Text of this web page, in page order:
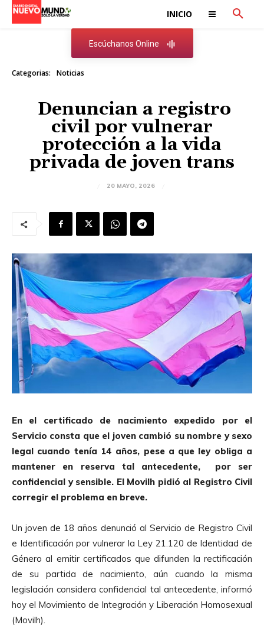
INICIO
Escúchanos Online
Categorias: Noticias
Denuncian a registro
civil por vulnerar
protección a la vida
privada de joven trans
20 MAYO, 2026
En el certificado de nacimiento expedido por el
Servicio consta que el joven cambió su nombre y sexo
legal cuando tenía 14 años, pese a que ley obliga a
mantener en reserva tal antecedente, por ser
confidencial y sensible. El Movilh pidió al Registro Civil
corregir el problema en breve.
Un joven de 18 años denunció al Servicio de Registro Civil
e Identificación por vulnerar la Ley 21.120 de Identidad de
Género al emitir certificados que difunden la rectificación
de su partida de nacimiento, aún cuando la misma
legislación considera confidencial tal antecedente, informó
hoy el Movimiento de Integración y Liberación Homosexual
(Movilh).